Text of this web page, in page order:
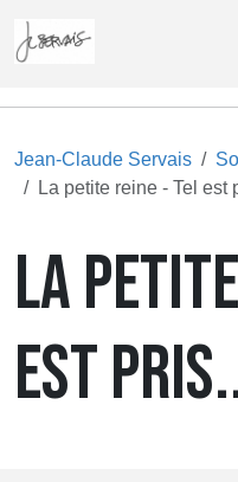
Jean-Claude Servais
La petite reine - Tel est
LA
EST